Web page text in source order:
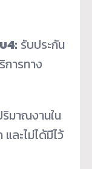
4: รับประกัน
ารทาง
มาณงานใน
ละไม่ได้มีไว้